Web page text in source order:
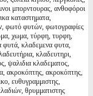
μπορντουρας, ανθοφόροι
καταστηματα,
φωτό φυτών, φωτογραφίες
χωμα, τύρφη, τυρφη,
φυτά, κλαδεμενα φυτα,
κλαδευτηρι,
ψαλιδια κλαδεματος,
ακροκόπτης, ακροκόπτης,
ευθυγραμμιστης,
θρυμματιστης